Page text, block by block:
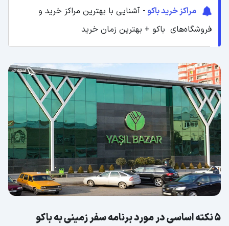
مراکز خرید باکو - آشنایی با بهترین مراکز خرید و
فروشگاه‌های باکو + بهترین زمان خرید
5 نکته اساسی در مورد برنامه سفر زمینی به باکو